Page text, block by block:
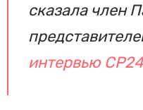
сказала член
интервью